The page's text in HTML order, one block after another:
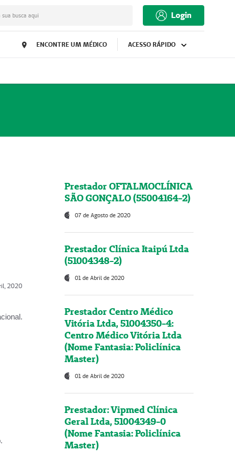
sua busca aqui Login
ENCONTRE UM MÉDICO ACESSO RÁPIDO
2020
Prestador OFTALMOCLÍNICA
SÃO GONÇALO (55004164-2)
07 de Agosto de 2020
Prestador Clínica Itaipú Ltda
(51004348-2)
01 de Abril de 2020
Prestador Centro Médico
Vitória Ltda, 51004350-4:
Centro Médico Vitória Ltda
(Nome Fantasia: Policlínica
Master)
01 de Abril de 2020
Prestador: Vipmed Clínica
Geral Ltda, 51004349-0
(Nome Fantasia: Policlínica
Master)